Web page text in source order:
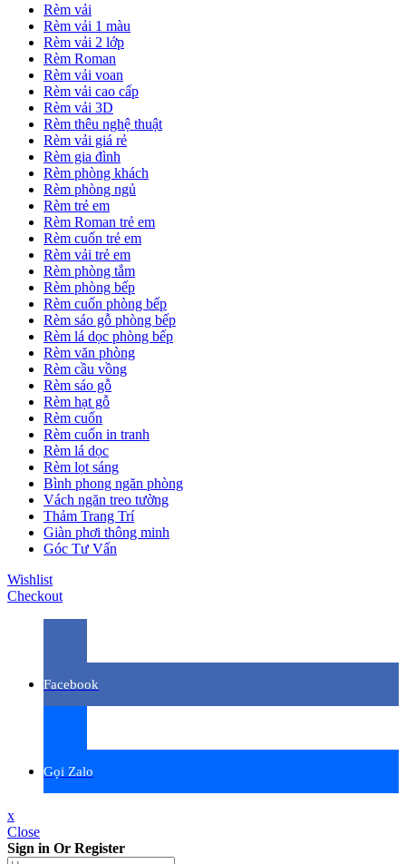
Rèm vải
Rèm vải 1 màu
Rèm vải 2 lớp
Rèm Roman
Rèm vải voan
Rèm vải cao cấp
Rèm vải 3D
Rèm thêu nghệ thuật
Rèm vải giá rẻ
Rèm gia đình
Rèm phòng khách
Rèm phòng ngủ
Rèm trẻ em
Rèm Roman trẻ em
Rèm cuốn trẻ em
Rèm vải trẻ em
Rèm phòng tắm
Rèm phòng bếp
Rèm cuốn phòng bếp
Rèm sáo gỗ phòng bếp
Rèm lá dọc phòng bếp
Rèm văn phòng
Rèm cầu vồng
Rèm sáo gỗ
Rèm hạt gỗ
Rèm cuốn
Rèm cuốn in tranh
Rèm lá dọc
Rèm lọt sáng
Bình phong ngăn phòng
Vách ngăn treo tường
Thảm Trang Trí
Giàn phơi thông minh
Góc Tư Vấn
Wishlist
Checkout
Facebook
Gọi Zalo
x
Close
Sign in Or Register